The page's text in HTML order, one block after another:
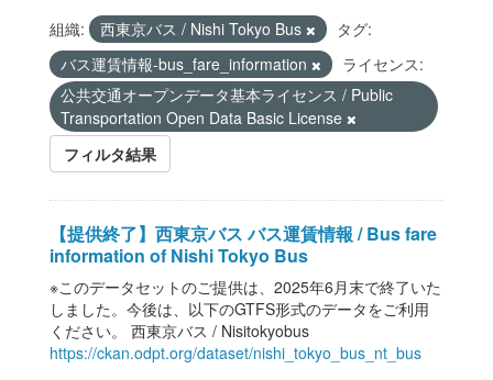
組織: 西東京バス / Nishi Tokyo Bus
タグ:
バス運賃情報-bus_fare_information
ライセンス:
公共交通オープンデータ基本ライセンス / Public
Transportation Open Data Basic License
フィルタ結果
【提供終了】西東京バス バス運賃情報 / Bus fare
information of Nishi Tokyo Bus
※このデータセットのご提供は、2025年6月末で終了いた
しました。今後は、以下のGTFS形式のデータをご利用
ください。 西東京バス / Nisitokyobus
https://ckan.odpt.org/dataset/nishi_tokyo_bus_nt_bus